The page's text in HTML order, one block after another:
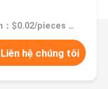
Giá bán：$0.02/pieces 10000-99999 pieces
Liên hệ chúng tôi